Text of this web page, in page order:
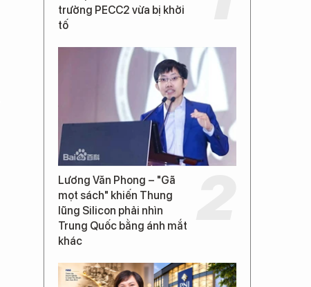
trưởng PECC2 vừa bị khởi
tố
Lương Văn Phong – "Gã
mọt sách" khiến Thung
lũng Silicon phải nhìn
Trung Quốc bằng ánh mắt
khác